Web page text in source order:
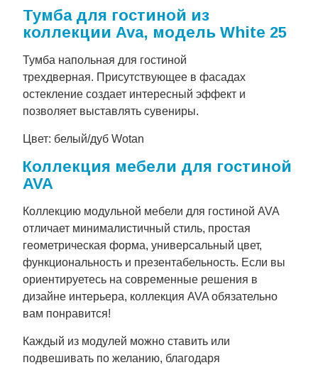
Тумба для гостиной из
коллекции Ava, модель White 25
Тумба напольная для гостиной
трехдверная. Присутствующее в фасадах
остекление создает интересный эффект и
позволяет выставлять сувениры.
Цвет: белый/дуб Wotan
Коллекция мебели для гостиной
AVA
Коллекцию модульной мебели для гостиной AVA
отличает минималистичный стиль, простая
геометрическая форма, универсальный цвет,
функциональность и презентабельность. Если вы
ориентируетесь на современные решения в
дизайне интерьера, коллекция AVA обязательно
вам понравится!
Каждый из модулей можно ставить или
подвешивать по желанию, благодаря